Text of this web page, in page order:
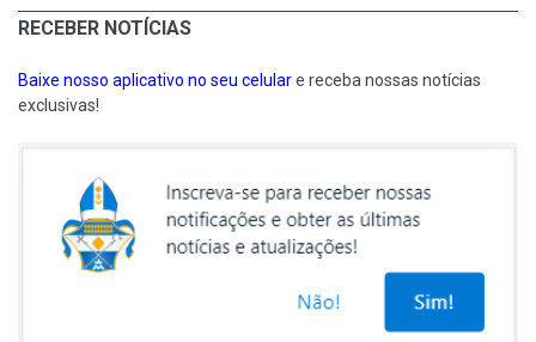
RECEBER NOTÍCIAS
Baixe nosso aplicativo no seu celulare receba nossas notícias
exclusivas!